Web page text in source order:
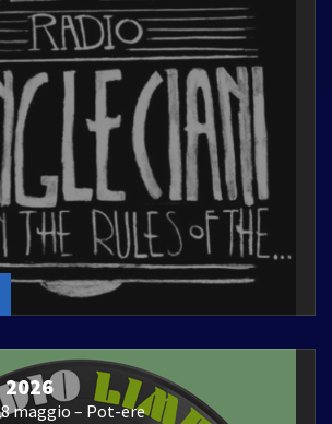
2026
maggio – Pot-ere